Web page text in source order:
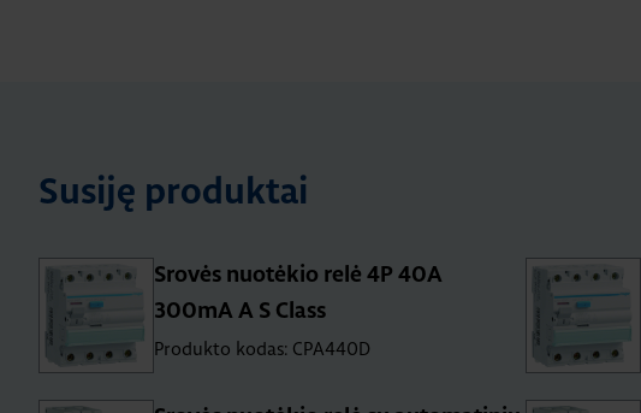
Susiję produktai
Srovės nuotėkio relė 4P 40A
300mA A S Class
Produkto kodas: CPA440D